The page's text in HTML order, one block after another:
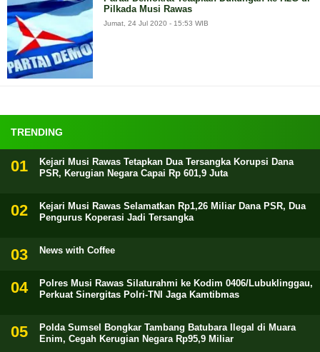
TRENDING
Kejari Musi Rawas Tetapkan Dua Tersangka Korupsi Dana
PSR, Kerugian Negara Capai Rp 601,9 Juta
Kejari Musi Rawas Selamatkan Rp1,26 Miliar Dana PSR, Dua
Pengurus Koperasi Jadi Tersangka
News with Coffee
Polres Musi Rawas Silaturahmi ke Kodim 0406/Lubuklinggau,
Perkuat Sinergitas Polri-TNI Jaga Kamtibmas
Polda Sumsel Bongkar Tambang Batubara Ilegal di Muara
Enim, Cegah Kerugian Negara Rp95,9 Miliar
Pilkada Musi Rawas
Jumat, 24 Jul 2020 - 15:53 WIB